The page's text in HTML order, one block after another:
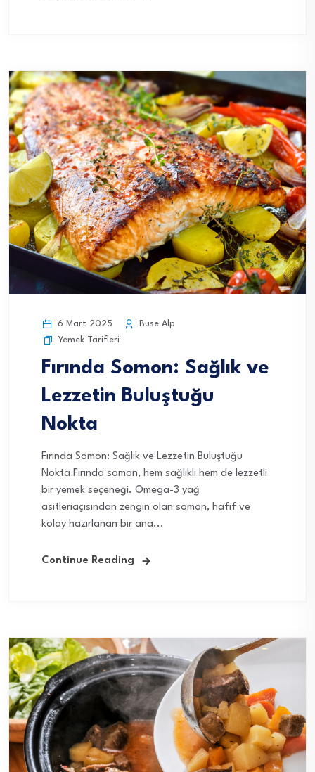
6 Mart 2025
Buse Alp
Yemek Tarifleri
Fırında Somon: Sağlık ve
Lezzetin Buluştuğu
Nokta
Fırında Somon: Sağlık ve Lezzetin Buluştuğu
Nokta Fırında somon, hem sağlıklı hem de lezzetli
bir yemek seçeneği. Omega-3 yağ
asitleriaçısından zengin olan somon, hafif ve
kolay hazırlanan bir ana...
Continue Reading